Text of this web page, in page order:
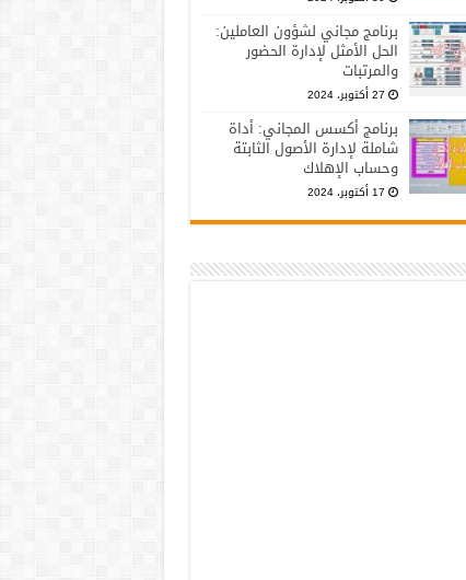
برنامج مجاني لشؤون العاملين:
الحل الأمثل لإدارة الحضور
والمرتبات
27 أكتوبر، 2024
برنامج أكسس المجاني: أداة
شاملة لإدارة الأصول الثابتة
وحساب الإهلاك
17 أكتوبر، 2024